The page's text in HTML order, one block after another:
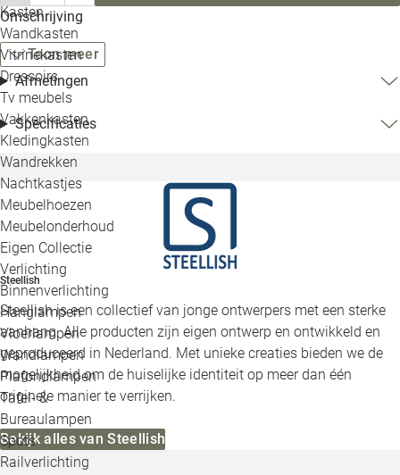
Kasten
Wandkasten
Vitrinekasten
Dressoirs
Tv meubels
Vakkenkasten
Kledingkasten
Wandrekken
Nachtkastjes
Meubelhoezen
Meubelonderhoud
Eigen Collectie
Verlichting
Binnenverlichting
Hanglampen
Vloerlampen
Wandlampen
Plafondlampen
Tafel- &
Bureaulampen
Spots
Railverlichting
Omschrijving
Toon meer
Afmetingen
Specificaties
Steellish
Steellish is een collectief van jonge ontwerpers met een sterke
aanhang. Alle producten zijn eigen ontwerp en ontwikkeld en
geproduceerd in Nederland. Met unieke creaties bieden we de
mogelijkheid om de huiselijke identiteit op meer dan één
originele manier te verrijken.
Bekijk alles van Steellish